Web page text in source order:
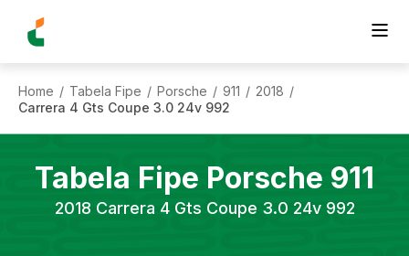
Home / Tabela Fipe / Porsche / 911 / 2018 /
Carrera 4 Gts Coupe 3.0 24v 992
Tabela Fipe Porsche 911
2018 Carrera 4 Gts Coupe 3.0 24v 992